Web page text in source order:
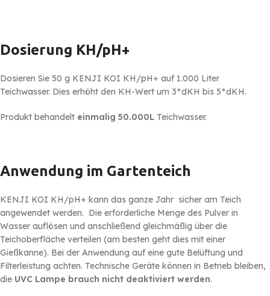
Dosierung KH/pH+
Dosieren Sie 50 g KENJI KOI KH/pH+ auf 1.000 Liter
Teichwasser. Dies erhöht den KH-Wert um 3°dKH bis 5°dKH.
Produkt behandelt einmalig 50.000L Teichwasser.
Anwendung im Gartenteich
KENJI KOI KH/pH+ kann das ganze Jahr sicher am Teich
angewendet werden. Die erforderliche Menge des Pulver in
Wasser auflösen und anschließend gleichmäßig über die
Teichoberfläche verteilen (am besten geht dies mit einer
Gießkanne). Bei der Anwendung auf eine gute Belüftung und
Filterleistung achten. Technische Geräte können in Betrieb bleiben,
die UVC Lampe brauch nicht deaktiviert werden.